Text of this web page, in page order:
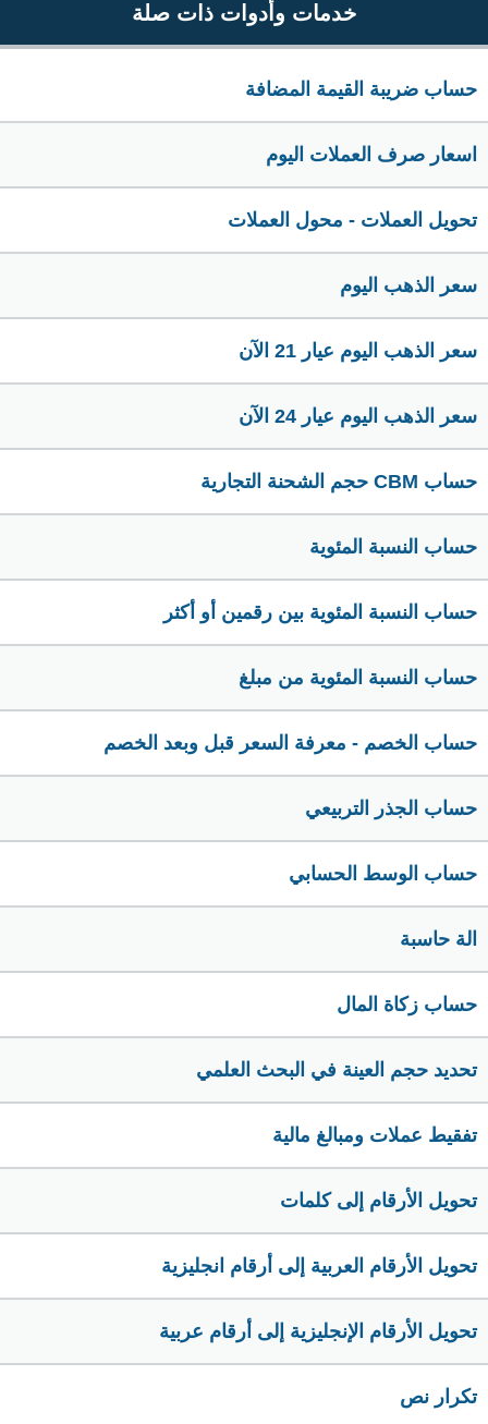
خدمات وأدوات ذات صلة
حساب ضريبة القيمة المضافة
اسعار صرف العملات اليوم
تحويل العملات - محول العملات
سعر الذهب اليوم
سعر الذهب اليوم عيار 21 الآن
سعر الذهب اليوم عيار 24 الآن
حساب CBM حجم الشحنة التجارية
حساب النسبة المئوية
حساب النسبة المئوية بين رقمين أو أكثر
حساب النسبة المئوية من مبلغ
حساب الخصم - معرفة السعر قبل وبعد الخصم
حساب الجذر التربيعي
حساب الوسط الحسابي
الة حاسبة
حساب زكاة المال
تحديد حجم العينة في البحث العلمي
تفقيط عملات ومبالغ مالية
تحويل الأرقام إلى كلمات
تحويل الأرقام العربية إلى أرقام انجليزية
تحويل الأرقام الإنجليزية إلى أرقام عربية
تكرار نص